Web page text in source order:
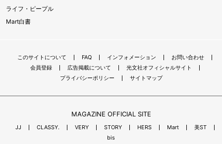
ライフ・ピープル
Mart白書
このサイトについて FAQ インフォメーション
お問い合わせ
会員登録
広告掲載について
光文社オフィシャルサイト
プライバシーポリシー
サイトマップ
MAGAZINE OFFICIAL SITE
JJ CLASSY. VERY STORY HERS Mart
美ST
bis